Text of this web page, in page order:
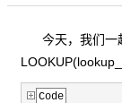
今天，我们一
Code